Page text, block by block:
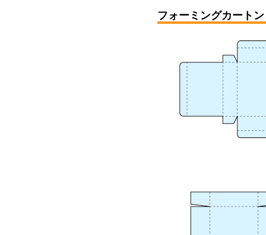
フォーミングカートン